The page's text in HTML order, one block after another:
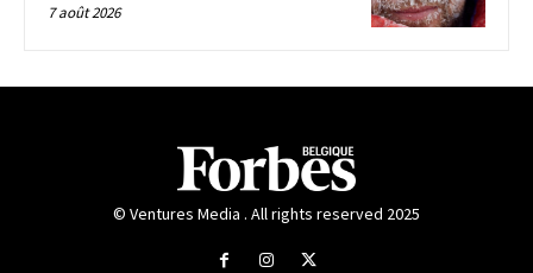
7 août 2026
© Ventures Media . All rights reserved 2025